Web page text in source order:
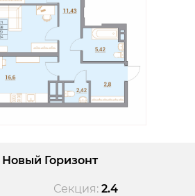
Новый Горизонт
Секция: 2.4